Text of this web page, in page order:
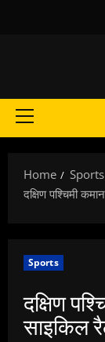
Primary
Home
Sports
दक्षिण पश्चिमी
Sports
दक्षिण
साइकिल